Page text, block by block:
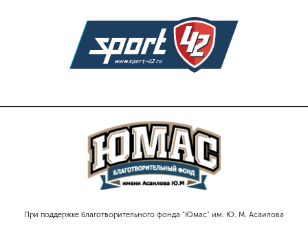
При поддержке благотворительного фонда "Юмас" им. Ю. М. Асаилова